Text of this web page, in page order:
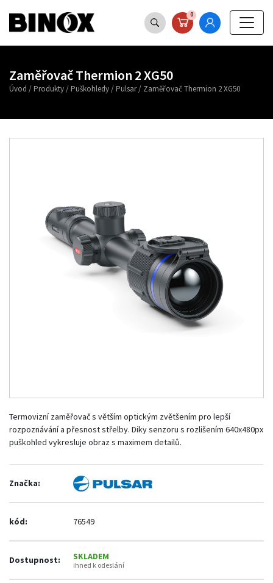
0
Zaměřovač Thermion 2 XG50
Úvod / Produkty/ Puškohledy/ Pulsar/ Zaměřovač Thermion 2 XG50
Termovizní zaměřovač s větším optickým zvětšením pro lepší
rozpoznávání a přesnost střelby. Diky senzoru s rozlišením 640x480px
puškohled vykresluje obraz s maximem detailů.
Značka:
kód: 76549
Dostupnost: SKLADEM
ihned k odeslání